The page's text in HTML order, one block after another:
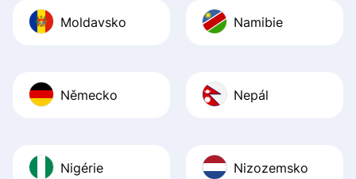
Moldavsko Namibie
Německo Nepál
Nigérie Nizozemsko